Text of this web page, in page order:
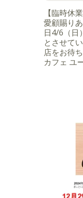
【臨時休
愛顧賜り
日4/6（日
とさせて
店をお待
カフェ ユ